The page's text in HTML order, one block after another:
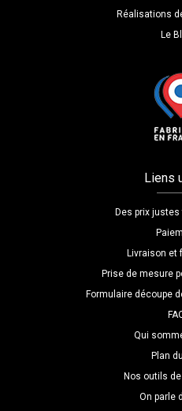
Réalisations
Le
Liens
Des prix justes
Livraison et
Prise de mesure
Formulaire découpe
Qui
Plan
Nos outils
On parle